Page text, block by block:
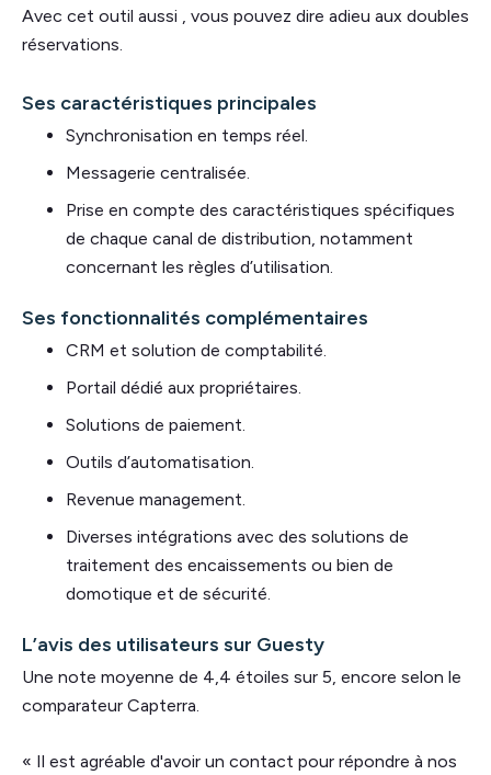
Avec cet outil aussi , vous pouvez dire adieu aux doubles
réservations.
Ses caractéristiques principales
Synchronisation en temps réel.
Messagerie centralisée.
Prise en compte des caractéristiques spécifiques
de chaque canal de distribution, notamment
concernant les règles d’utilisation.
Ses fonctionnalités complémentaires
CRM et solution de comptabilité.
Portail dédié aux propriétaires.
Solutions de paiement.
Outils d’automatisation.
Revenue management.
Diverses intégrations avec des solutions de
traitement des encaissements ou bien de
domotique et de sécurité.
L’avis des utilisateurs sur Guesty
Une note moyenne de 4,4 étoiles sur 5, encore selon le
comparateur Capterra.
« Il est agréable d'avoir un contact pour répondre à nos